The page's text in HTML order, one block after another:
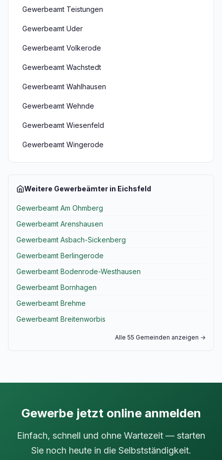
Gewerbeamt Teistungen
Gewerbeamt Uder
Gewerbeamt Volkerode
Gewerbeamt Wachstedt
Gewerbeamt Wahlhausen
Gewerbeamt Wehnde
Gewerbeamt Wiesenfeld
Gewerbeamt Wingerode
Weitere Gewerbeämter in Eichsfeld
Gewerbeamt Am Ohmberg
Gewerbeamt Arenshausen
Gewerbeamt Asbach-Sickenberg
Gewerbeamt Berlingerode
Gewerbeamt Bodenrode-Westhausen
Gewerbeamt Bornhagen
Gewerbeamt Brehme
Gewerbeamt Breitenworbis
Alle 55 Gemeinden anzeigen →
Gewerbe jetzt online anmelden
Einfach, schnell und ohne Wartezeit — starten
Sie noch heute in die Selbstständigkeit.